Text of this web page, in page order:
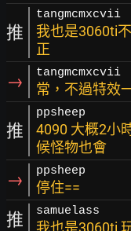
推
tangmcmxcvii
我也是3060ti
正
→ tangmcmxcvii
常，不過特效
推
ppsheep
4090 大概2小
候怪物也會
→ ppsheep
停住==
推 samuelass
我也是3060ti